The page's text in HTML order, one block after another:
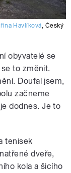
Havlíková Český
obyvatelé se
to změnit.
Doufal jsem,
začneme
dodnes. Je to
tenisek
dveře,
kola a šicího